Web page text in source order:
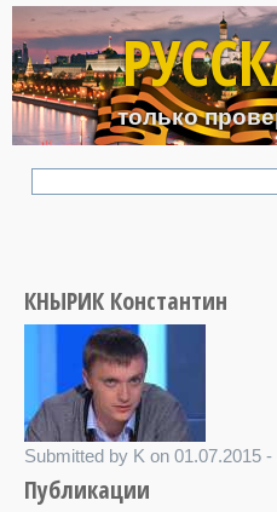
только
КНЫРИК Константин
Submitted by K on 01.07.2015 -
Публикации